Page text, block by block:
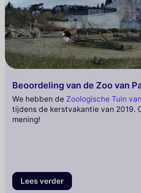
Beoordeling van de Zoo van
We hebben de Zoologische Tuin
tijdens de kerstvakantie van 2019.
mening!
Lees verder